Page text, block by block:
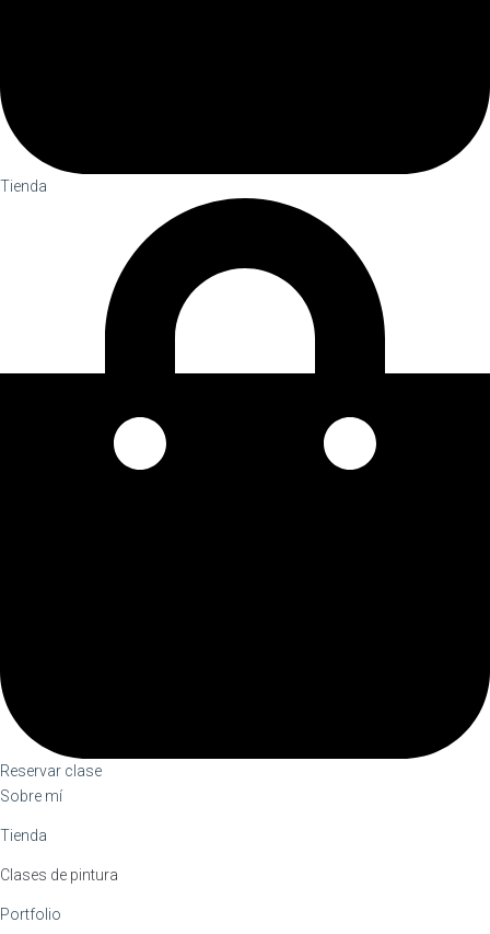
Tienda
Reservar clase
Sobre mí
Tienda
Clases de pintura
Portfolio